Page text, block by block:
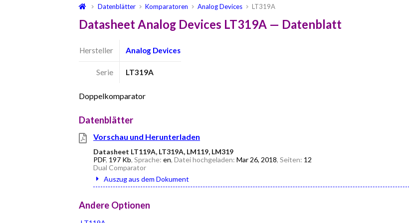
Datenblätter Komparatoren Analog Devices LT319A
Datasheet Analog Devices LT319A — Datenblatt
Hersteller Analog Devices
Serie LT319A
Doppelkomparator
Datenblätter
Vorschau und Herunterladen
Datasheet LT119A, LT319A, LM119, LM319
PDF, 197 Kb, Sprache: en, Datei hochgeladen: Mar 26, 2018, Seiten: 12
Dual Comparator
Auszug aus dem Dokument
Andere Optionen